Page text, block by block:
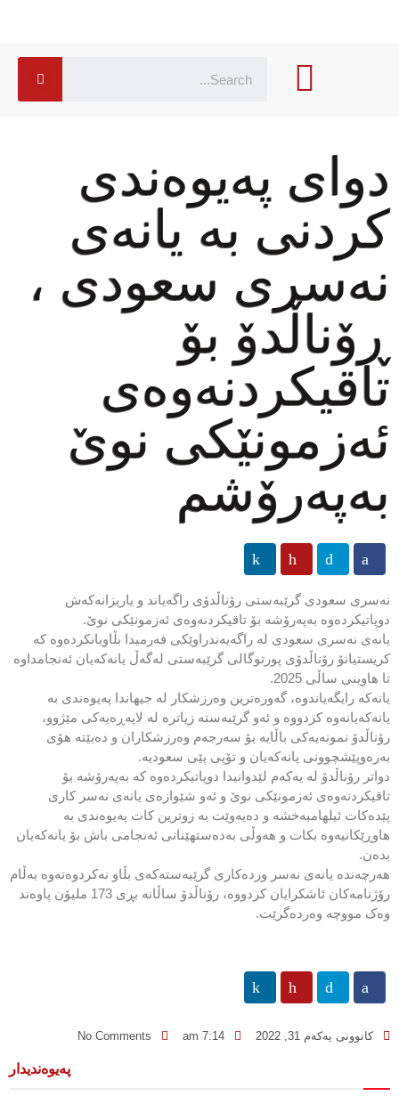
دوای پەیوەندی
كردنی بە یانەی
نەسری سعودی ،
ڕۆناڵدۆ بۆ
تاقیکردنەوەی
ئەزمونێکی نوێ
بەپەرۆشم
نەسری سعودی گرێبەستی رۆناڵدۆی راگەیاند و یاریزانەکەش
دوپاتیکردەوە بەپەرۆشە بۆ تاقیکردنەوەی ئەزمونێکی نوێ.
یانەی نەسری سعودی لە راگەیەندراوێکی فەرمیدا بڵاویانکردەوە کە
کریستیانۆ رۆناڵدۆی پورتوگالی گرێبەستی لەگەڵ یانەکەیان ئەنجامداوە
تا هاوینی ساڵی 2025.
یانەکە رایگەیاندوە، گەورەترین وەرزشکار لە جیهاندا پەیوەندی بە
یانەکەیانەوە کردووە و ئەو گرێبەستە زیاترە لە لاپەڕەیەکی مێژوو،
رۆناڵدۆ نمونەیەکی باڵایە بۆ سەرجەم وەرزشکاران و دەبێتە هۆی
بەرەوپێشچوونی یانەکەیان و تۆپی پێی سعودیە.
دواتر رۆناڵدۆ لە یەکەم لێدوانیدا دوپاتیکردەوە کە بەپەرۆشە بۆ
تاقیکردنەوەی ئەزمونێکی نوێ و ئەو شێوازەی یانەی نەسر کاری
پێدەکات ئیلهامبەخشە و دەیەوێت بە زوترین کات پەیوەندی بە
هاوڕێکانیەوە بکات و هەوڵی بەدەستهێنانی ئەنجامی باش بۆ یانەکەیان
بدەن.
هەرچەندە یانەی نەسر وردەکاری گرێبەستەکەی بڵاو نەکردوەتەوە بەڵام
رۆژنامەکان ئاشکرایان کردووە، رۆناڵدۆ ساڵانە بڕی 173 ملیۆن پاوەند
وەک مووچە وەردەگرێت.
کانوونی یەکەم 31, 2022 7:14 am
No Comments
پەیوەندیدار